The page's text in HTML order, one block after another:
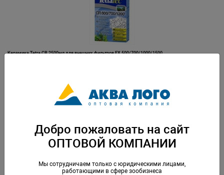
Керамика Tetra CR 2500мл для внешних фильтров EX 500/700/1000/1500
Добро пожаловать на сайт
ОПТОВОЙ КОМПАНИИ
Мы сотрудничаем только с юридическими лицами,
работающими в сфере зообизнеса